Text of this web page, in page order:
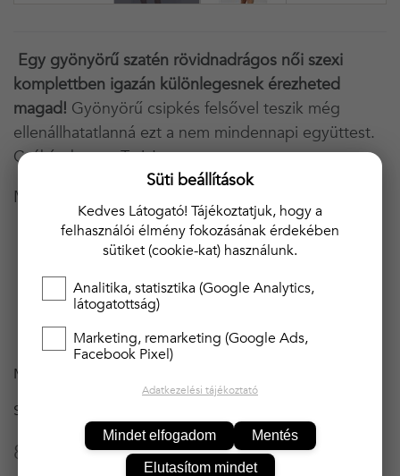
Egy gyönyörű szatén rövidnadrágos női szexi
komplettben igazán különlegesnek érezheted
magad! Gyönyörű csipkés felsővel teszik még
ellenállhatatlanná ezt a nem mindennapi együttest.
Csábíts benne Te is!
Magyar árú!
Baby doll
Csipkés felsővel
Szatén anyagból
Állítható hát- és vállpántokkal
Összetétele: 92% poliészter, 8% elasztán
MÉRET
SZÍN
8 900 Ft
Süti beállítások
Kedves Látogató! Tájékoztatjuk, hogy a
felhasználói élmény fokozásának érdekében
sütiket (cookie-kat) használunk.
Analitika, statisztika (Google Analytics,
látogatottság)
Marketing, remarketing (Google Ads,
Facebook Pixel)
Adatkezelési tájékoztató
Mindet elfogadom Mentés
Elutasítom mindet